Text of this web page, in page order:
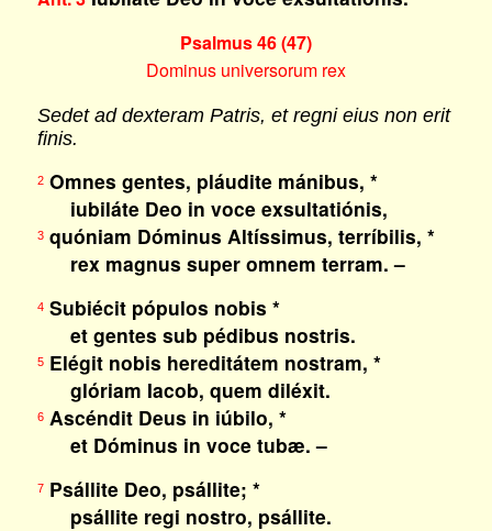
Psalmus 46 (47)
Dominus universorum rex
Sedet ad dexteram Patris, et regni eius non erit
finis.
2Omnes gentes, pláudite mánibus, *
iubiláte Deo in voce exsultatiónis,
3quóniam Dóminus Altíssimus, terríbilis, *
rex magnus super omnem terram. –
4Subiécit pópulos nobis *
et gentes sub pédibus nostris.
5Elégit nobis hereditátem nostram, *
glóriam Iacob, quem diléxit.
6Ascéndit Deus in iúbilo, *
et Dóminus in voce tubæ. –
7Psállite Deo, psállite; *
psállite regi nostro, psállite.